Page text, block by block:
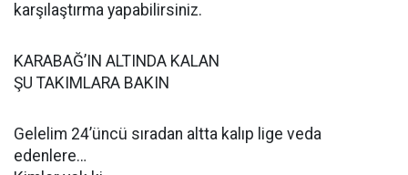
karşılaştırma yapabilirsiniz.
KARABAĞ’IN ALTINDA KALAN
ŞU TAKIMLARA BAKIN
Gelelim 24’üncü sıradan altta kalıp lige veda
edenlere…